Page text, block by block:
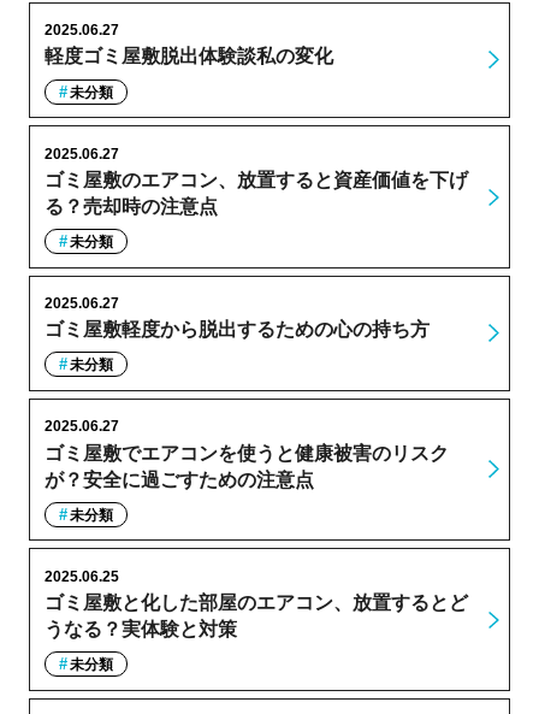
軽度ゴミ屋敷脱出体験談私の変化
2025.06.27
未分類
ゴミ屋敷のエアコン、放置すると資産価値を下げ
る？売却時の注意点
2025.06.27
未分類
ゴミ屋敷軽度から脱出するための心の持ち方
2025.06.27
未分類
ゴミ屋敷でエアコンを使うと健康被害のリスク
が？安全に過ごすための注意点
2025.06.27
未分類
ゴミ屋敷と化した部屋のエアコン、放置するとど
うなる？実体験と対策
2025.06.25
未分類